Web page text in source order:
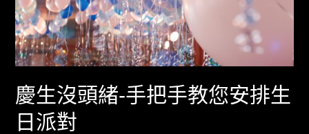
慶生沒頭緒-手把手教您安排生
日派對